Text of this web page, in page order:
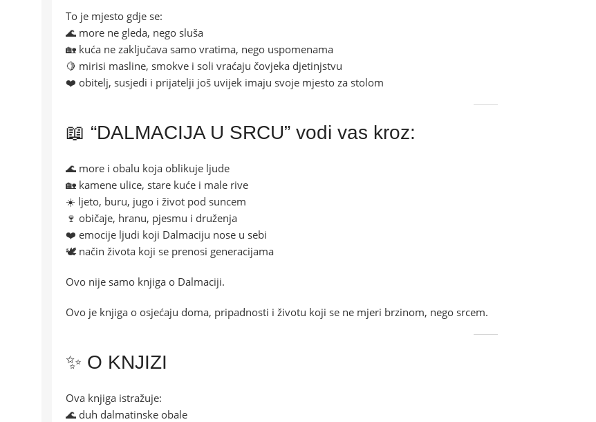
To je mjesto gdje se:
🌊 more ne gleda, nego sluša
🏡 kuća ne zaključava samo vratima, nego uspomenama
🍋 mirisi masline, smokve i soli vraćaju čovjeka djetinjstvu
❤️ obitelj, susjedi i prijatelji još uvijek imaju svoje mjesto za stolom
📖 “DALMACIJA U SRCU” vodi vas kroz:
🌊 more i obalu koja oblikuje ljude
🏡 kamene ulice, stare kuće i male rive
☀️ ljeto, buru, jugo i život pod suncem
🍷 običaje, hranu, pjesmu i druženja
❤️ emocije ljudi koji Dalmaciju nose u sebi
🕊️ način života koji se prenosi generacijama
Ovo nije samo knjiga o Dalmaciji.
Ovo je knjiga o osjećaju doma, pripadnosti i životu koji se ne mjeri brzinom, nego srcem.
✨ O KNJIZI
Ova knjiga istražuje:
🌊 duh dalmatinske obale